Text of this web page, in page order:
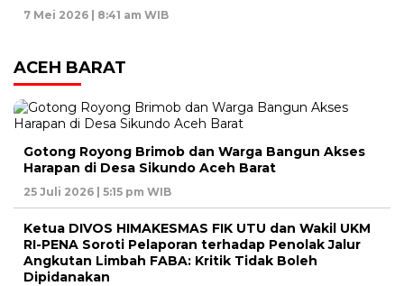
7 Mei 2026 | 8:41 am WIB
ACEH BARAT
Gotong Royong Brimob dan Warga Bangun Akses
Harapan di Desa Sikundo Aceh Barat
25 Juli 2026 | 5:15 pm WIB
Ketua DIVOS HIMAKESMAS FIK UTU dan Wakil UKM
RI-PENA Soroti Pelaporan terhadap Penolak Jalur
Angkutan Limbah FABA: Kritik Tidak Boleh
Dipidanakan